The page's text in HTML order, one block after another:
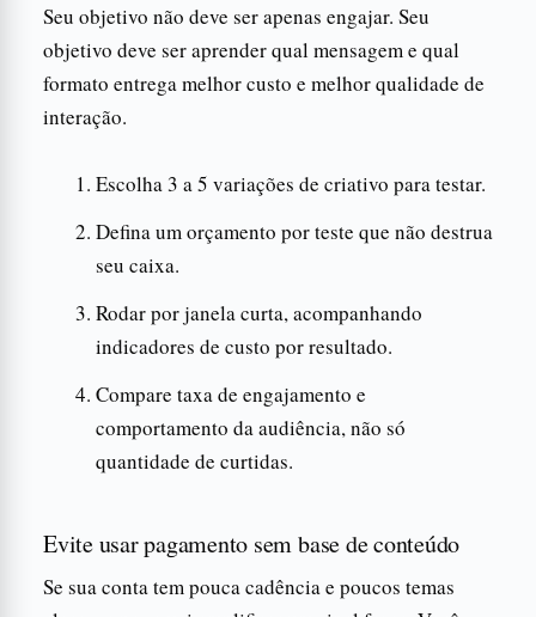
Seu objetivo não deve ser apenas engajar. Seu
objetivo deve ser aprender qual mensagem e qual
formato entrega melhor custo e melhor qualidade de
interação.
Escolha 3 a 5 variações de criativo para testar.
Defina um orçamento por teste que não destrua
seu caixa.
Rodar por janela curta, acompanhando
indicadores de custo por resultado.
Compare taxa de engajamento e
comportamento da audiência, não só
quantidade de curtidas.
Evite usar pagamento sem base de conteúdo
Se sua conta tem pouca cadência e poucos temas